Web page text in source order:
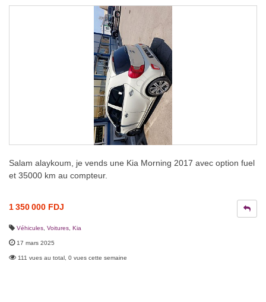
Salam alaykoum, je vends une Kia Morning 2017 avec option fuel
et 35000 km au compteur.
1 350 000 FDJ
Véhicules Voitures Kia
17 mars 2025
111 vues au total, 0 vues cette semaine